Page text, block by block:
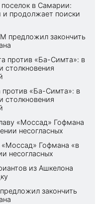
в Самарии:
продолжает поиски
предложил закончить
против «Ба-Симта»: в
столкновения
против «Ба-Симта»: в
столкновения
«Моссад» Гофмана
несогласных
Гофмана «в
несогласных
из Ашкелона
закончить